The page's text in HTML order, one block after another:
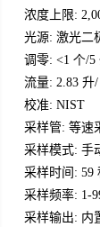
浓度上限:
光源:激光二
调零: <1 个/5
流量: 2.83升
校准: NIST
采样管:等速
采样模式:手
采样时间 : 59
采样频率: 1-
采样输出: 内